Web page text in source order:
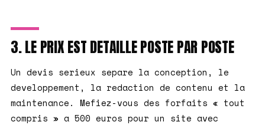
3. LE PRIX EST DETAILLE POSTE PAR POSTE
Un devis serieux separe la conception, le
developpement, la redaction de contenu et la
maintenance. Mefiez-vous des forfaits « tout
compris » a 500 euros pour un site avec